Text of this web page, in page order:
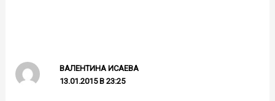
ВАЛЕНТИНА ИСАЕВА
13.01.2015 В 23:25